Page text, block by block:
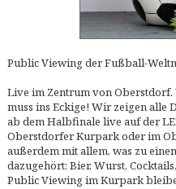
Public Viewing der Fußball-
Live im Zentrum von Oberstdorf.
muss ins Eckige! Wir zeigen alle
ab dem Halbfinale live auf der
Oberstdorfer Kurpark oder im
außerdem mit allem, was zu
dazugehört: Bier, Wurst,
Public Viewing im Kurpark